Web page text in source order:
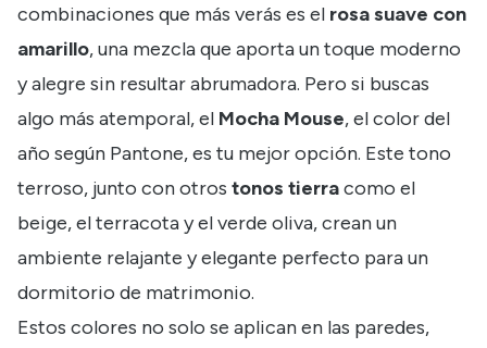
combinaciones que más verás es el rosa suave con
amarillo, una mezcla que aporta un toque moderno
y alegre sin resultar abrumadora. Pero si buscas
algo más atemporal, el Mocha Mouse, el color del
año según Pantone, es tu mejor opción. Este tono
terroso, junto con otros tonos tierracomo el
beige, el terracota y el verde oliva, crean un
ambiente relajante y elegante perfecto para un
dormitorio de matrimonio.
Estos colores no solo se aplican en las paredes,